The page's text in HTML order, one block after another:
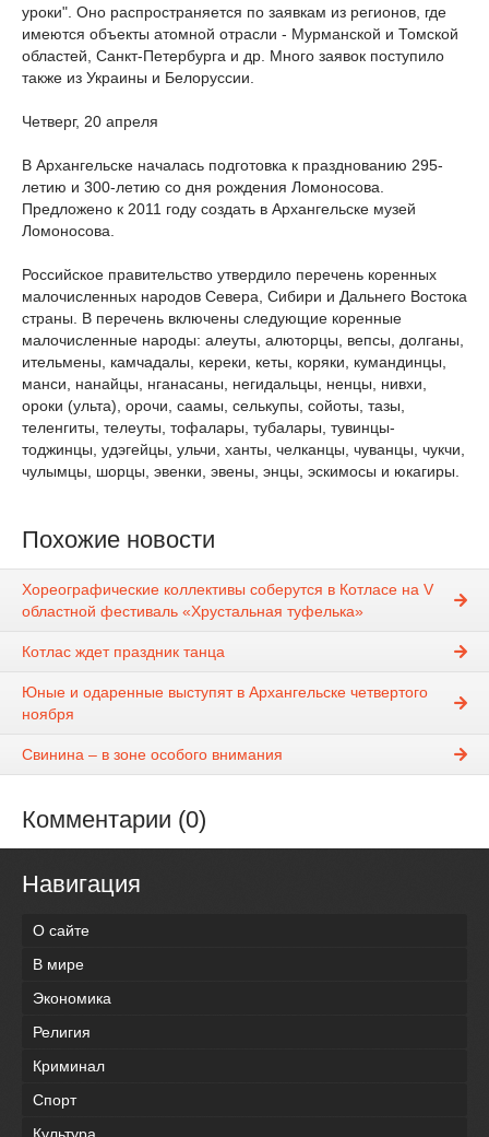
уроки". Оно распространяется по заявкам из регионов, где
имеются объекты атомной отрасли - Мурманской и Томской
областей, Санкт-Петербурга и др. Много заявок поступило
также из Украины и Белоруссии.
Четверг, 20 апреля
В Архангельске началась подготовка к празднованию 295-
летию и 300-летию со дня рождения Ломоносова.
Предложено к 2011 году создать в Архангельске музей
Ломоносова.
Российское правительство утвердило перечень коренных
малочисленных народов Севера, Сибири и Дальнего Востока
страны. В перечень включены следующие коренные
малочисленные народы: алеуты, алюторцы, вепсы, долганы,
ительмены, камчадалы, кереки, кеты, коряки, кумандинцы,
манси, нанайцы, нганасаны, негидальцы, ненцы, нивхи,
ороки (ульта), орочи, саамы, селькупы, сойоты, тазы,
теленгиты, телеуты, тофалары, тубалары, тувинцы-
тоджинцы, удэгейцы, ульчи, ханты, челканцы, чуванцы, чукчи,
чулымцы, шорцы, эвенки, эвены, энцы, эскимосы и юкагиры.
Похожие новости
Хореографические коллективы соберутся в Котласе на V
областной фестиваль «Хрустальная туфелька»
Котлас ждет праздник танца
Юные и одаренные выступят в Архангельске четвертого
ноября
Свинина – в зоне особого внимания
Комментарии (0)
Навигация
О сайте
В мире
Экономика
Религия
Криминал
Спорт
Культура